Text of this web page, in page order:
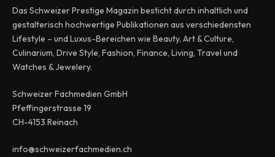
Das Schweizer Prestige Magazin besticht durch inhaltlich und
gestalterisch hochwertige Publikationen aus verschiedensten
Lifestyle – und Luxus-Bereichen wie Beauty, Art & Culture,
Culinarium, Drive Style, Fashion, Finance, Living, Travel und
Watches & Jewelery.
Schweizer Fachmedien GmbH
Pfeffingerstrasse 19
CH-4153 Reinach
info@schweizerfachmedien.ch